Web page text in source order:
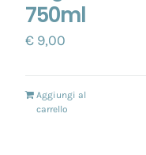
750ml
€ 9,00
Aggiungi al
carrello